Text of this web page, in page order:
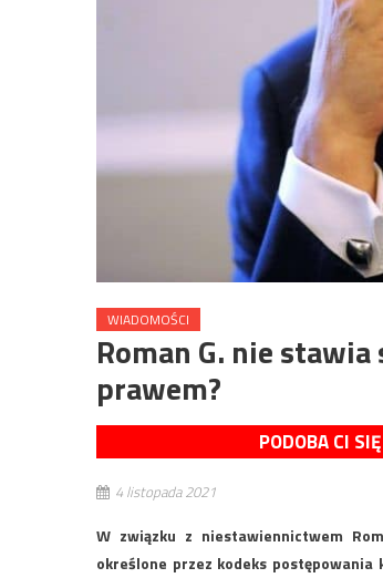
WIADOMOŚCI
Roman G. nie
prawem?
PODOBA CI
4 listopada 2021
W związku z niestawiennictwem
określone przez kodeks